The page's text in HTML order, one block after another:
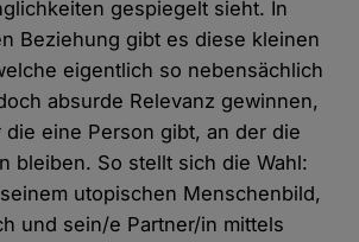
gespiegelt sieht. In
Beziehung gibt es diese kleinen
eigentlich so nebensächlich
absurde Relevanz gewinnen,
eine Person gibt, an der die
bleiben. So stellt sich die Wahl:
utopischen Menschenbild,
und sein/e Partner/in mittels